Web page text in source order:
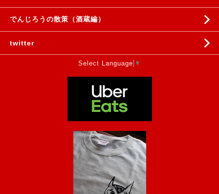
でんじろうの散策（酒蔵編）
twitter
Select Language ▼